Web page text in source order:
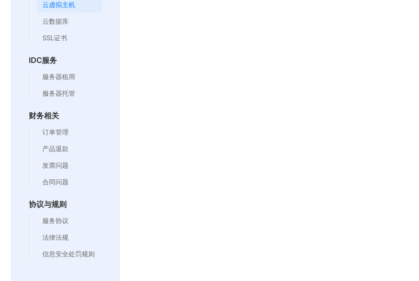
云虚拟主机
云数据库
SSL证书
IDC服务
服务器租用
服务器托管
财务相关
订单管理
产品退款
发票问题
合同问题
协议与规则
服务协议
法律法规
信息安全处罚规则